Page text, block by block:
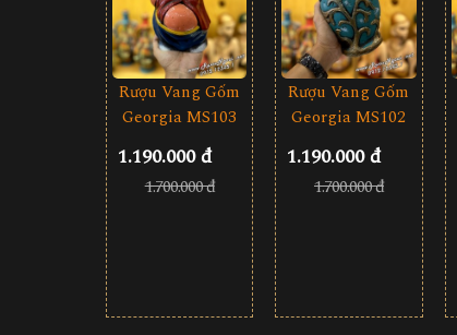
Rượu Vang Gốm
Georgia MS103
1.190.000 đ
1.700.000 đ
Rượu Vang Gốm
Georgia MS102
1.190.000 đ
1.700.000 đ